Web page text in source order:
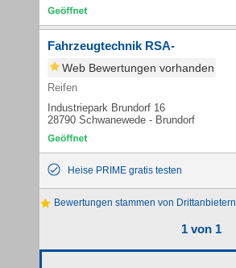
Fahrzeugtechnik RSA-
Web Bewertungen vorhanden
Reifen
Industriepark Brundorf 16
28790 Schwanewede - Brundorf
Heise PRIME gratis testen
Bewertungen stammen von Drittanbietern
1 von 1